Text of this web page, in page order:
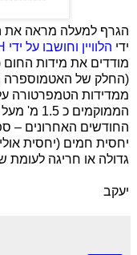
הגרף למעלה מראה את
ידי הלוויין וחושבו על ידי
מודדים את מידות
(החלק של האטמוספרה
ממדידות הטמפרטורה
החודשים האחרונים –
גדולה או חריגה לעומת
יעקב